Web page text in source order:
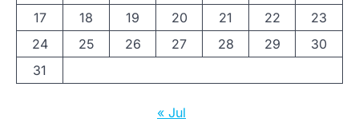
17
18 19 20 21 22
23
24
25 26 27 28 29
30
31
« Jul